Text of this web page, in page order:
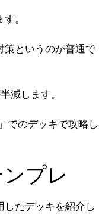
。
策というのが普通で
減します。
でのデッキで攻略し
プレ
たデッキを紹介し